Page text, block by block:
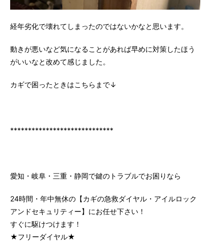
経年劣化で壊れてしまったのではないかなと思います。
動きが悪いなど気になることがあれば早めに対策したほう
がいいなと改めて感じました。
カギで困ったときはこちらまで↓
*****************************
愛知・岐阜・三重・静岡で鍵のトラブルでお困りなら
24時間・年中無休の【カギの急救ダイヤル・アイルロック
アンドセキュリティー】にお任せ下さい！
すぐに駆けつけます！
★フリーダイヤル★